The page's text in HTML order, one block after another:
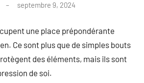
septembre 9, 2024
une place prépondérante
Ce sont plus que de simples bouts
des éléments, mais ils sont
de soi.